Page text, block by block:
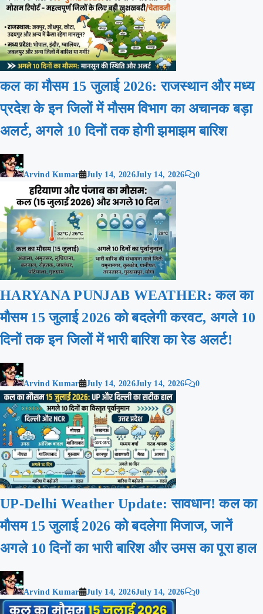
कल का मौसम 15 जुलाई 2026: राजस्थान और मध्य
प्रदेश के इन जिलों में मौसम विभाग का अचानक बड़ा
अलर्ट, अगले 10 दिनों तक होगी झमाझम बारिश
Arvind Kumar July 14, 2026July 14, 2026 0
HARYANA PUNJAB WEATHER: कल का
मौसम 15 जुलाई 2026 को बदलेगी करवट, अगले 10
दिनों तक इन जिलों में भारी बारिश का रेड अलर्ट!
Arvind Kumar July 14, 2026July 14, 2026 0
UP-Delhi Weather Update: सावधान! कल का
मौसम 15 जुलाई 2026 को बदलेगा मिजाज, जानें
अगले 10 दिनों का भारी बारिश और उमस का पूरा हाल
Arvind Kumar July 14, 2026July 14, 2026 0